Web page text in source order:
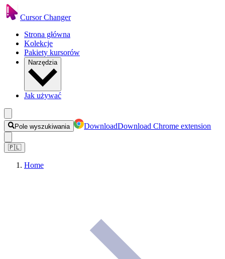
Cursor Changer
Strona główna
Kolekcje
Pakiety kursorów
Narzędzia
Jak używać
Pole wyszukiwania DownloadDownload Chrome extension
🇵🇱
Home